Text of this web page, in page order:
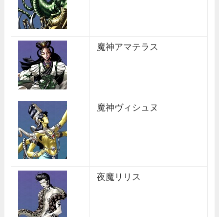
魔神アマテラス
魔神ヴィシュヌ
夜魔リリス